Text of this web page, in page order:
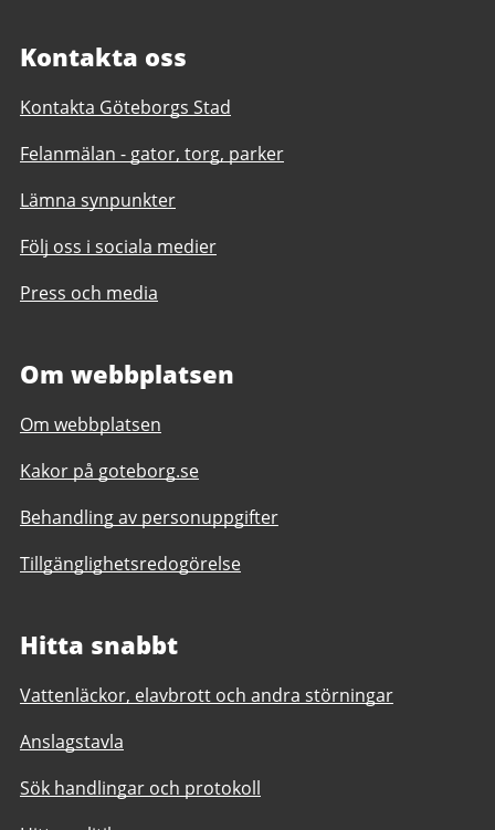
Kontakta oss
Kontakta Göteborgs Stad
Felanmälan - gator, torg, parker
Lämna synpunkter
Följ oss i sociala medier
Press och media
Om webbplatsen
Om webbplatsen
Kakor på goteborg.se
Behandling av personuppgifter
Tillgänglighetsredogörelse
Hitta snabbt
Vattenläckor, elavbrott och andra störningar
Anslagstavla
Sök handlingar och protokoll